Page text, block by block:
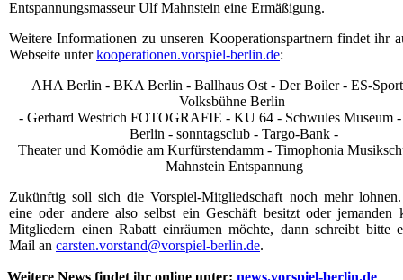
Entspannungsmasseur Ulf Mahnstein eine Ermäßigung.
Weitere Informationen zu unseren Kooperationspartnern findet ihr
Webseite unterkooperationen.vorspiel-berlin.de:
AHA Berlin - BKA Berlin - Ballhaus Ost - Der Boiler - ES-
Volksbühne Berlin
- Gerhard Westrich FOTOGRAFIE - KU 64 - Schwules Museum
Berlin - sonntagsclub - Targo-Bank -
Theater und Komödie am Kurfürstendamm - Timophonia
Mahnstein Entspannung
Zukünftig soll sich die Vorspiel-Mitgliedschaft noch mehr
eine oder andere also selbst ein Geschäft besitzt oder jemanden
Mitgliedern einen Rabatt einräumen möchte, dann schreibt bitte
Mail an carsten.vorstand@vorspiel-berlin.de.